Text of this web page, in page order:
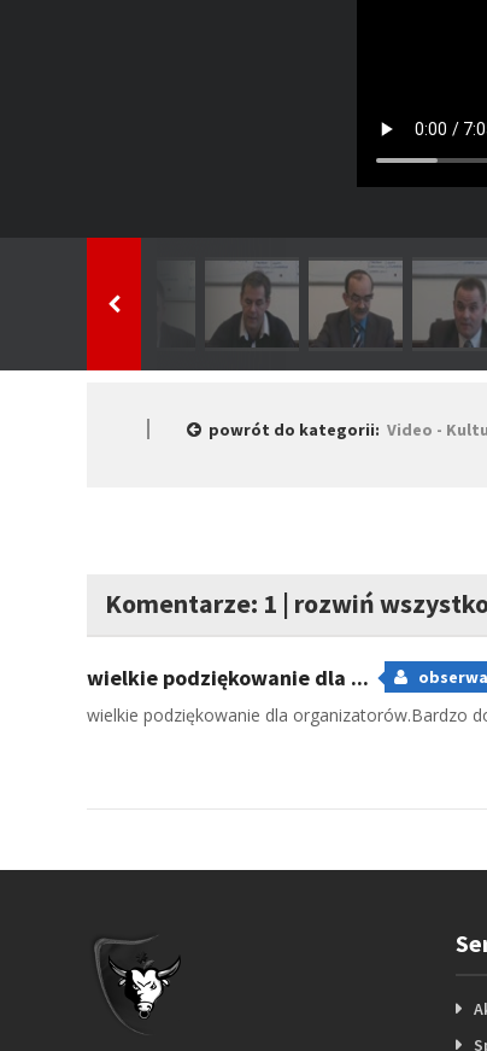
powrót do kategorii: Video -
Komentarze: 1 | rozwiń
wielkie podziękowanie dla ...
wielkie podziękowanie dla organizatorów.Bardzo